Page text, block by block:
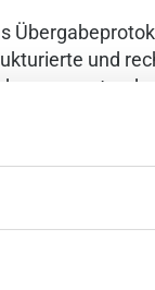
und
übersichtliche
alle, die eine